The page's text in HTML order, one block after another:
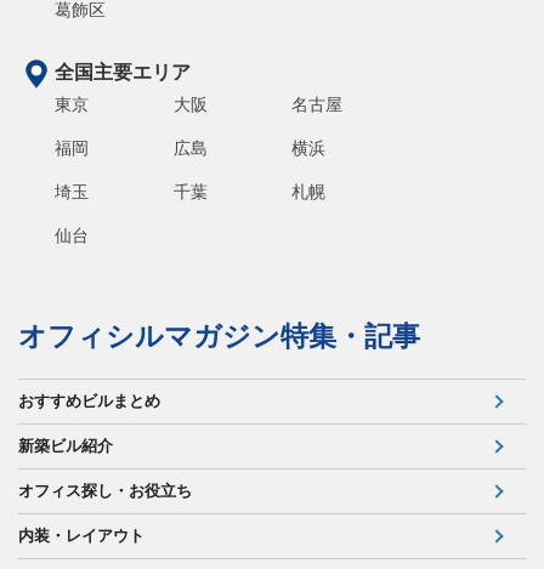
葛飾区
全国主要エリア
東京 大阪 名古屋
福岡 広島 横浜
埼玉 千葉 札幌
仙台
オフィシルマガジン特集・記事
おすすめビルまとめ
新築ビル紹介
オフィス探し・お役立ち
内装・レイアウト